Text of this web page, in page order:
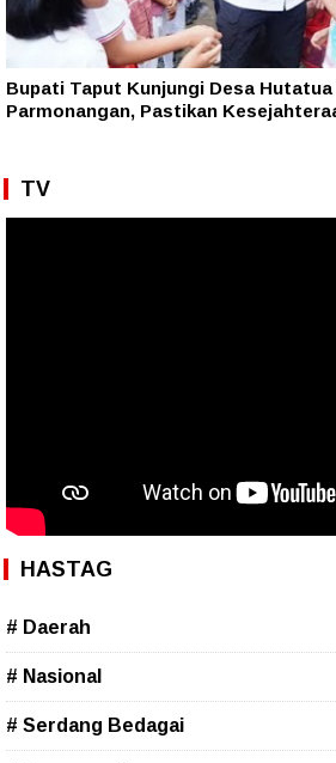
Bupati Taput Kunjungi Desa
Parmonangan, Pastikan
TV
HASTAG
# Daerah
# Nasional
# Serdang Bedagai